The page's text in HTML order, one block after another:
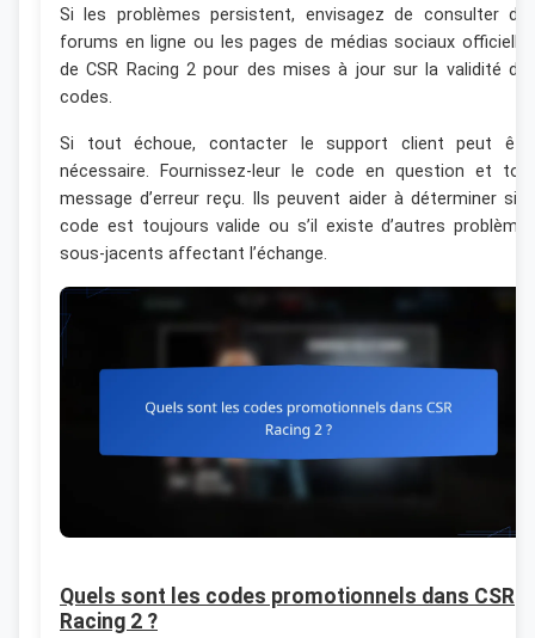
Si les problèmes persistent, envisagez de consulter
forums en ligne ou les pages de médias sociaux
de CSR Racing 2 pour des mises à jour sur la validité
codes.
Si tout échoue, contacter le support client peut
nécessaire. Fournissez-leur le code en question et
message d’erreur reçu. Ils peuvent aider à déterminer si
code est toujours valide ou s’il existe d’autres
sous-jacents affectant l’échange.
Quels sont les codes promotionnels dans CSR
Racing 2 ?